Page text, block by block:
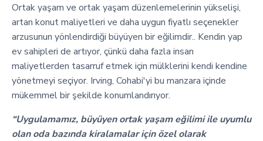
Ortak yaşam ve ortak yaşam düzenlemelerinin yükselişi,
artan konut maliyetleri ve daha uygun fiyatlı seçenekler
arzusunun yönlendirdiği büyüyen bir eğilimdir.. Kendin yap
ev sahipleri de artıyor, çünkü daha fazla insan
maliyetlerden tasarruf etmek için mülklerini kendi kendine
yönetmeyi seçiyor. Irving, Cohabi'yi bu manzara içinde
mükemmel bir şekilde konumlandırıyor.
“Uygulamamız, büyüyen ortak yaşam eğilimi ile uyumlu
olan oda bazında kiralamalar için özel olarak